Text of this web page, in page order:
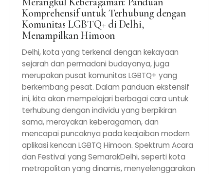
Komprehensif untuk Terhubung dengan
Komunitas LGBTQ+ di Delhi,
Menampilkan Himoon
Delhi, kota yang terkenal dengan kekayaan
sejarah dan permadani budayanya, juga
merupakan pusat komunitas LGBTQ+ yang
berkembang pesat. Dalam panduan ekstensif
ini, kita akan mempelajari berbagai cara untuk
terhubung dengan individu yang berpikiran
sama, merayakan keberagaman, dan
mencapai puncaknya pada keajaiban modern
aplikasi kencan LGBTQ Himoon. Spektrum Acara
dan Festival yang SemarakDelhi, seperti kota
metropolitan yang dinamis, menyelenggarakan